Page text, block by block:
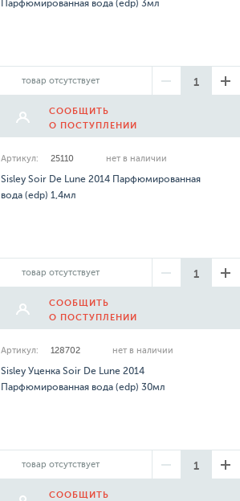
Парфюмированная вода (edp) 3мл
товар отсутствует
СООБЩИТЬ
О ПОСТУПЛЕНИИ
Артикул: 25110 нет в наличии
Sisley Soir De Lune 2014 Парфюмированная
вода (edp) 1,4мл
товар отсутствует
СООБЩИТЬ
О ПОСТУПЛЕНИИ
Артикул: 128702 нет в наличии
Sisley Уценка Soir De Lune 2014
Парфюмированная вода (edp) 30мл
товар отсутствует
СООБЩИТЬ